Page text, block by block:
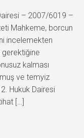
– 2007/6019 –
Mahkeme, borcun
incelemekten
gerektiğine
kalması
ve temyiz
Hukuk Dairesi
[…]